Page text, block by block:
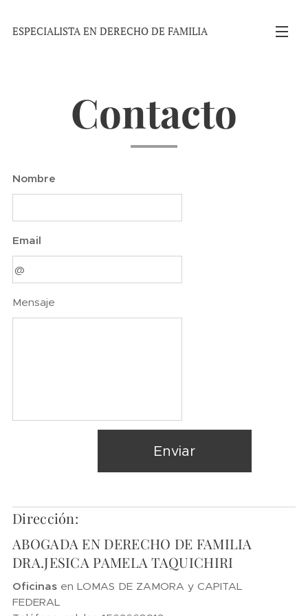
ESPECIALISTA EN DERECHO DE FAMILIA
Contacto
Nombre
Email
Mensaje
Enviar
Dirección:
ABOGADA EN DERECHO DE FAMILIA
DRA.JESICA PAMELA TAQUICHIRI
Oficinas en LOMAS DE ZAMORA y CAPITAL
FEDERAL